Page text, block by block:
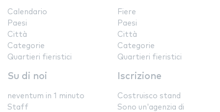
Calendario
Paesi
Città
Categorie
Quartieri fieristici
Fiere
Paesi
Città
Categorie
Quartieri fieristici
Su di noi
neventum in 1 minuto
Staff
Iscrizione
Costruisco stand
Sono un'agenzia di